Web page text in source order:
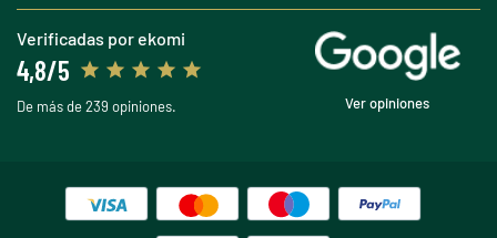
Verificadas por ekomi
4,8/5
De más de 239 opiniones. Ver opiniones